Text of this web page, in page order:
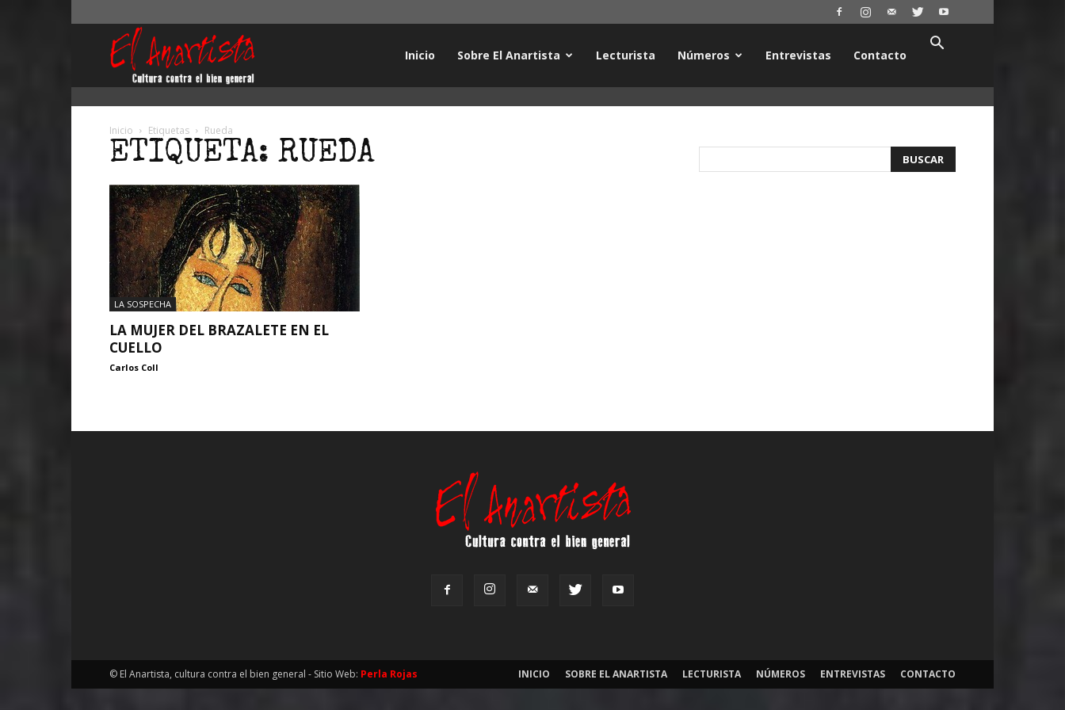
Inicio Sobre El Anartista Lecturista Números Entrevistas Contacto
Inicio Etiquetas Rueda
ETIQUETA: RUEDA
LA SOSPECHA
LA MUJER DEL BRAZALETE EN EL
CUELLO
Carlos Coll
INICIO SOBRE EL ANARTISTA LECTURISTA NÚMEROS ENTREVISTAS CONTACTO
© El Anartista, cultura contra el bien general - Sitio Web: Perla Rojas